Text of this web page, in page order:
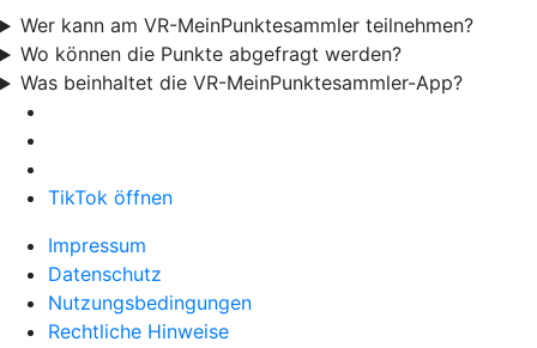
Wer kann am VR-MeinPunktesammler teilnehmen?
Wo können die Punkte abgefragt werden?
Was beinhaltet die VR-MeinPunktesammler-App?
TikTok öffnen
Impressum
Datenschutz
Nutzungsbedingungen
Rechtliche Hinweise